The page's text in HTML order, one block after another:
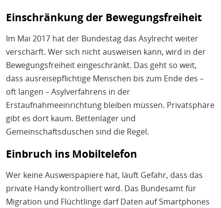
Einschränkung der Bewegungsfreiheit
Im Mai 2017 hat der Bundestag das Asylrecht weiter
verschärft. Wer sich nicht ausweisen kann, wird in der
Bewegungsfreiheit eingeschränkt. Das geht so weit,
dass ausreisepflichtige Menschen bis zum Ende des –
oft langen – Asylverfahrens in der
Erstaufnahmeeinrichtung bleiben müssen. Privatsphäre
gibt es dort kaum. Bettenlager und
Gemeinschaftsduschen sind die Regel.
Einbruch ins Mobiltelefon
Wer keine Ausweispapiere hat, läuft Gefahr, dass das
private Handy kontrolliert wird. Das Bundesamt für
Migration und Flüchtlinge darf Daten auf Smartphones